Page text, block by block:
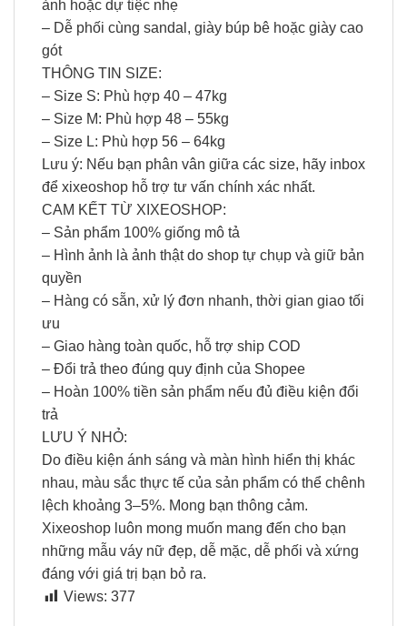
ảnh hoặc dự tiệc nhẹ
– Dễ phối cùng sandal, giày búp bê hoặc giày cao
gót
THÔNG TIN SIZE:
– Size S: Phù hợp 40 – 47kg
– Size M: Phù hợp 48 – 55kg
– Size L: Phù hợp 56 – 64kg
Lưu ý: Nếu bạn phân vân giữa các size, hãy inbox
để xixeoshop hỗ trợ tư vấn chính xác nhất.
CAM KẾT TỪ XIXEOSHOP:
– Sản phẩm 100% giống mô tả
– Hình ảnh là ảnh thật do shop tự chụp và giữ bản
quyền
– Hàng có sẵn, xử lý đơn nhanh, thời gian giao tối
ưu
– Giao hàng toàn quốc, hỗ trợ ship COD
– Đổi trả theo đúng quy định của Shopee
– Hoàn 100% tiền sản phẩm nếu đủ điều kiện đổi
trả
LƯU Ý NHỎ:
Do điều kiện ánh sáng và màn hình hiển thị khác
nhau, màu sắc thực tế của sản phẩm có thể chênh
lệch khoảng 3–5%. Mong bạn thông cảm.
Xixeoshop luôn mong muốn mang đến cho bạn
những mẫu váy nữ đẹp, dễ mặc, dễ phối và xứng
đáng với giá trị bạn bỏ ra.
Views: 377